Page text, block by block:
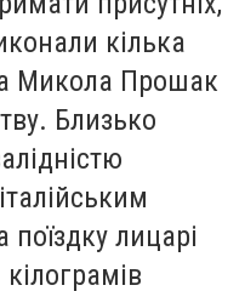
кілька
Микола Прошак
Близько
лицарі